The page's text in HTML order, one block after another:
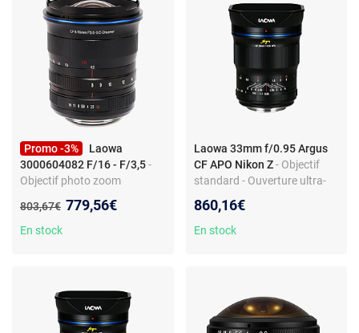
Promo -3%
Laowa
3000604082 F/16 - F/3,5-
Objectif photo zoom
- angle 120,9° - 5 lamelles -
paysage et portrait
Ancien prix :
803,67€ Nouveau prix :
779,56€
En stock
Laowa 33mm f/0.95 Argus
CF APO Nikon Z - Objectif
standard - Ouverture ultra-
Z - Lentilles à faible
dispersion - Vidéo et photo
860,16€
En stock